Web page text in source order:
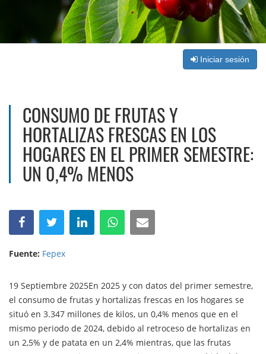
Iniciar sesión
CONSUMO DE FRUTAS Y
HORTALIZAS FRESCAS EN LOS
HOGARES EN EL PRIMER SEMESTRE:
UN 0,4% MENOS
Fuente: Fepex
19 Septiembre 2025En 2025 y con datos del primer semestre,
el consumo de frutas y hortalizas frescas en los hogares se
situó en 3.347 millones de kilos, un 0,4% menos que en el
mismo periodo de 2024, debido al retroceso de hortalizas en
un 2,5% y de patata en un 2,4% mientras, que las frutas